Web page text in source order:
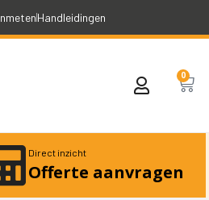
Handleidingen
0
Direct inzicht
Offerte aanvragen